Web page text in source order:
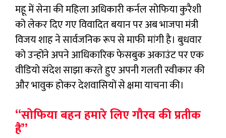
महू में सेना की महिला अधिकारी कर्नल सोफिया कुरैशी
को लेकर दिए गए विवादित बयान पर अब भाजपा मंत्री
विजय शाह ने सार्वजनिक रूप से माफी मांगी है। बुधवार
को उन्होंने अपने आधिकारिक फेसबुक अकाउंट पर एक
वीडियो संदेश साझा करते हुए अपनी गलती स्वीकार की
और भावुक होकर देशवासियों से क्षमा याचना की।
“सोफिया बहन हमारे लिए गौरव की प्रतीक
हैं”